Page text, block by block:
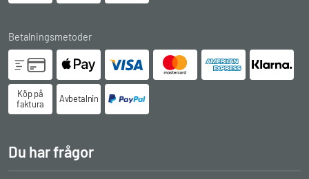
Betalningsmetoder
Köp på
faktura
Avbetalningsköp
Du har frågor